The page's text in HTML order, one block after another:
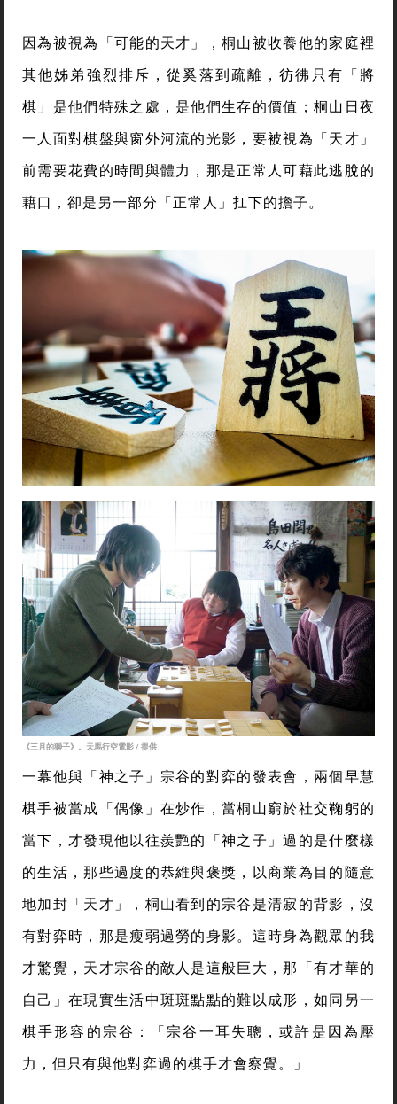
因為被視為「可能的天才」，桐山被收養他的家庭裡
其他姊弟強烈排斥，從奚落到疏離，彷彿只有「將
棋」是他們特殊之處，是他們生存的價值；桐山日夜
一人面對棋盤與窗外河流的光影，要被視為「天才」
前需要花費的時間與體力，那是正常人可藉此逃脫的
藉口，卻是另一部分「正常人」扛下的擔子。
《三月的獅子》。天馬行空電影 / 提供
一幕他與「神之子」宗谷的對弈的發表會，兩個早慧
棋手被當成「偶像」在炒作，當桐山窮於社交鞠躬的
當下，才發現他以往羨艷的「神之子」過的是什麼樣
的生活，那些過度的恭維與褒獎，以商業為目的隨意
地加封「天才」，桐山看到的宗谷是清寂的背影，沒
有對弈時，那是瘦弱過勞的身影。這時身為觀眾的我
才驚覺，天才宗谷的敵人是這般巨大，那「有才華的
自己」在現實生活中斑斑點點的難以成形，如同另一
棋手形容的宗谷：「宗谷一耳失聰，或許是因為壓
力，但只有與他對弈過的棋手才會察覺。」